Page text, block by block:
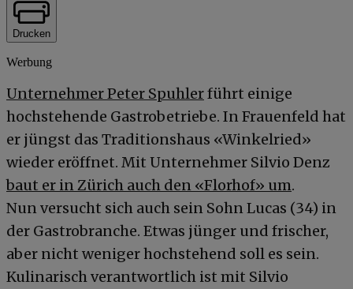
Drucken
Werbung
Unternehmer Peter Spuhlerführt einige
hochstehende Gastrobetriebe. In Frauenfeld hat
er jüngst das Traditionshaus «Winkelried»
wieder eröffnet. Mit Unternehmer Silvio Denz
baut er in Zürich auch den «Florhof» um.
Nun versucht sich auch sein Sohn Lucas (34) in
der Gastrobranche. Etwas jünger und frischer,
aber nicht weniger hochstehend soll es sein.
Kulinarisch verantwortlich ist mit Silvio